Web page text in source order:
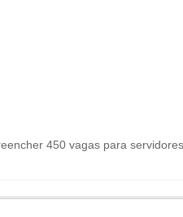
450 vagas para